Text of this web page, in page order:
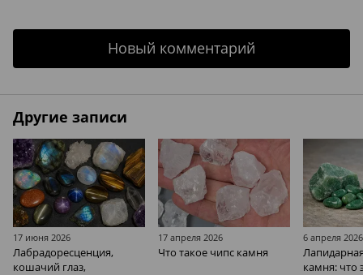
Новый комментарий
Другие записи
17 июня 2026
Лабрадоресценция,
кошачий глаз,
17 апреля 2026
Что такое чипс камня
6 апреля 2026
камня: что